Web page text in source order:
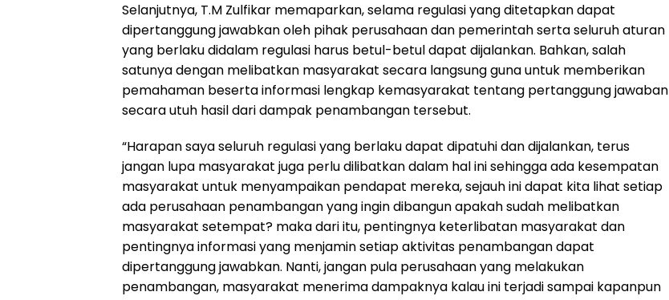
Selanjutnya, T.M Zulfikar memaparkan, selama regulasi yang ditetapkan dapat
dipertanggung jawabkan oleh pihak perusahaan dan pemerintah serta seluruh aturan
yang berlaku didalam regulasi harus betul-betul dapat dijalankan. Bahkan, salah
satunya dengan melibatkan masyarakat secara langsung guna untuk memberikan
pemahaman beserta informasi lengkap kemasyarakat tentang pertanggung jawaban
secara utuh hasil dari dampak penambangan tersebut.
“Harapan saya seluruh regulasi yang berlaku dapat dipatuhi dan dijalankan, terus
jangan lupa masyarakat juga perlu dilibatkan dalam hal ini sehingga ada kesempatan
masyarakat untuk menyampaikan pendapat mereka, sejauh ini dapat kita lihat setiap
ada perusahaan penambangan yang ingin dibangun apakah sudah melibatkan
masyarakat setempat? maka dari itu, pentingnya keterlibatan masyarakat dan
pentingnya informasi yang menjamin setiap aktivitas penambangan dapat
dipertanggung jawabkan. Nanti, jangan pula perusahaan yang melakukan
penambangan, masyarakat menerima dampaknya kalau ini terjadi sampai kapanpun